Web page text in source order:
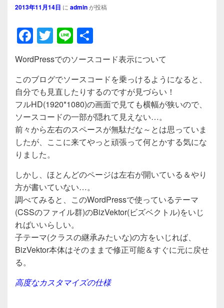
2013年11月14日 に adminが投稿
F
a
c
e
b
o
o
k
T
wi
tt
er
Li
n
e
有
WordPressでのソースコード表示について
このブログでソースコードを乗っけるようになると、
自分でも見直したりするのですが見づらい！
フルHD(1920*1080)の画面で見ても横幅が狭いので、
ソースコードの一部が隠れて見えない…。
前々から左右のスペースが無駄だな～とは思っていま
したが、ここに来てやっと頑張って何とかする気にな
りました。
しかし、ほとんどのページは左右が開いている＆やり
方が書いていない…。
調べてみると、このWordPressで使っているテーマ
(CSSのファイル群)のBizVektor(ビズベクトル)をいじ
ればいいらしい。
子テーマ(クラスの継承みたいな)の方をいじれば、
BizVektor本体はそのままで修正可能＆すぐに元に戻せ
る。
高度なカスタマイズの仕様